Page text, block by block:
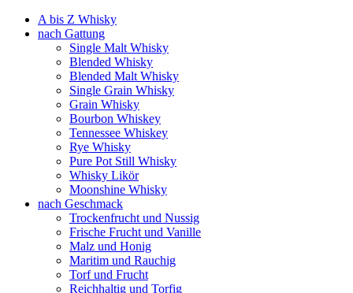
A bis Z Whisky
nach Gattung
Single Malt Whisky
Blended Whisky
Blended Malt Whisky
Single Grain Whisky
Grain Whisky
Bourbon Whiskey
Tennessee Whiskey
Rye Whisky
Pure Pot Still Whisky
Whisky Likör
Moonshine Whisky
nach Geschmack
Trockenfrucht und Nussig
Frische Frucht und Vanille
Malz und Honig
Maritim und Rauchig
Torf und Frucht
Reichhaltig und Torfig